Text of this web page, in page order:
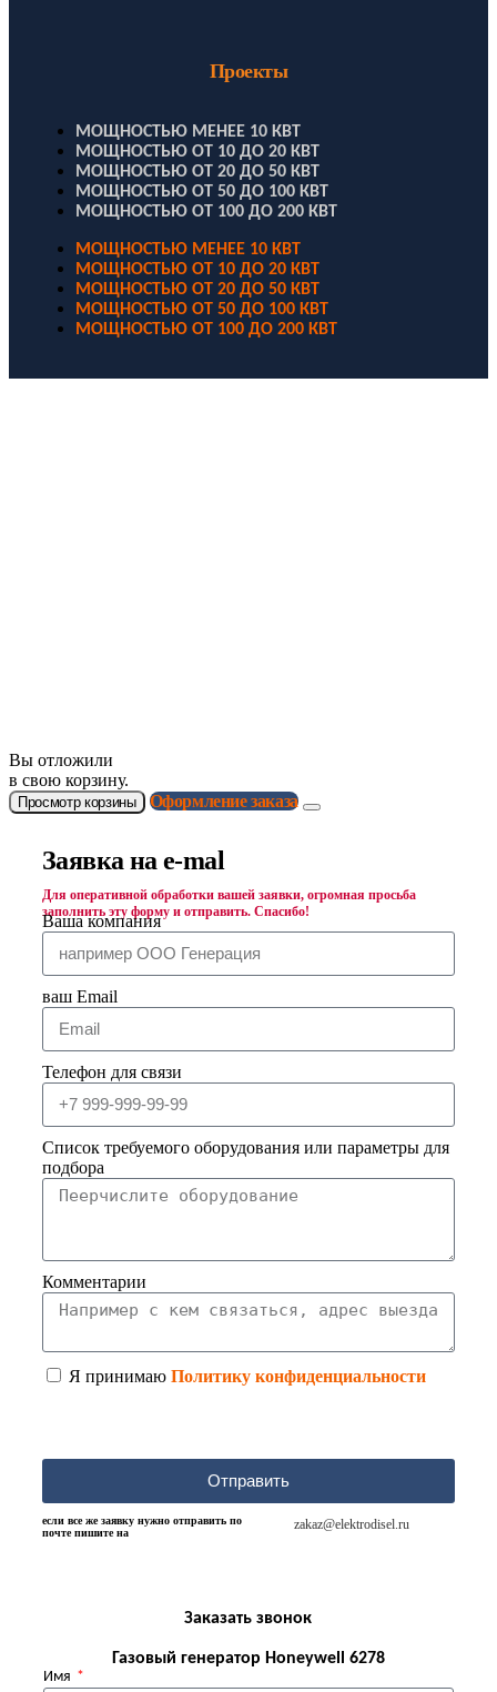
Проекты
МОЩНОСТЬЮ МЕНЕЕ 10 КВТ
МОЩНОСТЬЮ ОТ 10 ДО 20 КВТ
МОЩНОСТЬЮ ОТ 20 ДО 50 КВТ
МОЩНОСТЬЮ ОТ 50 ДО 100 КВТ
МОЩНОСТЬЮ ОТ 100 ДО 200 КВТ
МОЩНОСТЬЮ МЕНЕЕ 10 КВТ
МОЩНОСТЬЮ ОТ 10 ДО 20 КВТ
МОЩНОСТЬЮ ОТ 20 ДО 50 КВТ
МОЩНОСТЬЮ ОТ 50 ДО 100 КВТ
МОЩНОСТЬЮ ОТ 100 ДО 200 КВТ
Вы отложили
в свою корзину.
Просмотр корзины Оформление заказа
Заявка на e-mal
Для оперативной обработки вашей заявки, огромная просьба
заполнить эту форму и отправить. Спасибо!
Ваша компания
ваш Email
Телефон для связи
Список требуемого оборудования или параметры для
подбора
Комментарии
Я принимаю Политику конфиденциальности
Отправить
если все же заявку нужно отправить по
почте пишите на
zakaz@elektrodisel.ru
Заказать звонок
Газовый генератор Honeywell 6278
Имя